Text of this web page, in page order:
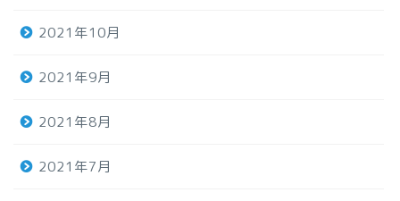
2021年10月
2021年9月
2021年8月
2021年7月